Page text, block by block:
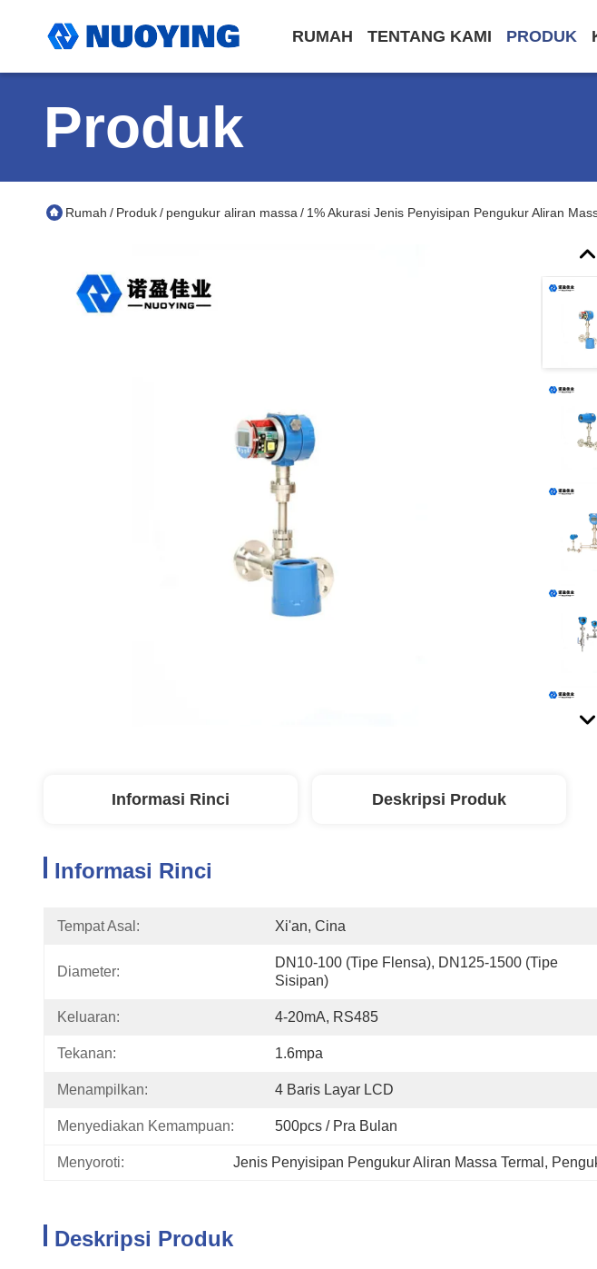
RUMAH TENTANG KAMI PRODUK
Produk
Rumah / Produk/ pengukur aliran massa / 1% Akurasi Jenis Penyisipan Pengukur Aliran
Informasi Rinci Deskripsi Produk
Informasi Rinci
Tempat Asal: Xi'an, Cina
Diameter:
DN10-100 (Tipe Flensa), DN125-1500 (Tipe
Sisipan)
Keluaran: 4-20mA, RS485
Tekanan: 1.6mpa
Menampilkan: 4 Baris Layar LCD
Menyediakan Kemampuan: 500pcs / Pra Bulan
Menyoroti: Jenis Penyisipan Pengukur Aliran Massa Termal ,
Deskripsi Produk